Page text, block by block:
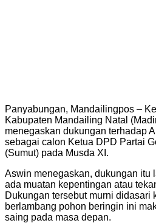
Panyabungan, Mandailingpos –
Kabupaten Mandailing Natal
menegaskan dukungan terhadap
sebagai calon Ketua DPD Partai
(Sumut) pada Musda XI.
Aswin menegaskan, dukungan itu
ada muatan kepentingan atau
Dukungan tersebut murni didasari
berlambang pohon beringin ini
saing pada masa depan.